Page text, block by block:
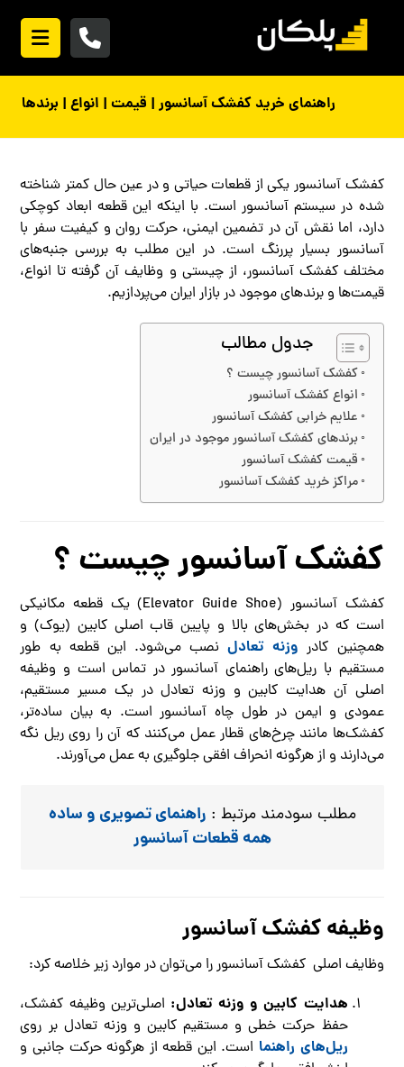
راهنمای خرید کفشک آسانسور | قیمت | انواع | برندها
کفشک آسانسور یکی از قطعات حیاتی و در عین حال کمتر شناخته
شده در سیستم آسانسور است. با اینکه این قطعه ابعاد کوچکی
دارد، اما نقش آن در تضمین ایمنی، حرکت روان و کیفیت سفر با
آسانسور بسیار پررنگ است. در این مطلب به بررسی جنبه‌های
مختلف کفشک آسانسور، از چیستی و وظایف آن گرفته تا انواع،
قیمت‌ها و برندهای موجود در بازار ایران می‌پردازیم.
جدول مطالب
کفشک آسانسور چیست ؟
انواع کفشک آسانسور
علایم خرابی کفشک آسانسور
برندهای کفشک آسانسور موجود در ایران
قیمت کفشک آسانسور
مراکز خرید کفشک آسانسور
کفشک آسانسور چیست ؟
کفشک آسانسور (Elevator Guide Shoe) یک قطعه مکانیکی
است که در بخش‌های بالا و پایین قاب اصلی کابین (یوک) و
همچنین کادر وزنه تعادلنصب می‌شود. این قطعه به طور
مستقیم با ریل‌های راهنمای آسانسور در تماس است و وظیفه
اصلی آن هدایت کابین و وزنه تعادل در یک مسیر مستقیم،
عمودی و ایمن در طول چاه آسانسور است. به بیان ساده‌تر،
کفشک‌ها مانند چرخ‌های قطار عمل می‌کنند که آن را روی ریل نگه
می‌دارند و از هرگونه انحراف افقی جلوگیری به عمل می‌آورند.
مطلب سودمند مرتبط : راهنمای تصویری و ساده
همه قطعات آسانسور
وظیفه کفشک آسانسور
وظایف اصلی کفشک آسانسور را می‌توان در موارد زیر خلاصه کرد:
هدایت کابین و وزنه تعادل: اصلی‌ترین وظیفه کفشک،
حفظ حرکت خطی و مستقیم کابین و وزنه تعادل بر روی
ریل‌های راهنما است. این قطعه از هرگونه حرکت جانبی و